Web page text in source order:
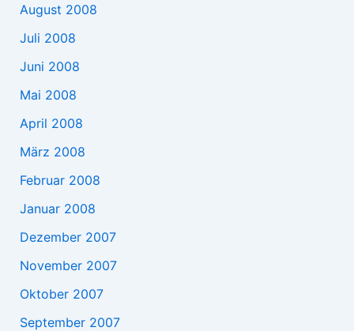
August 2008
Juli 2008
Juni 2008
Mai 2008
April 2008
März 2008
Februar 2008
Januar 2008
Dezember 2007
November 2007
Oktober 2007
September 2007